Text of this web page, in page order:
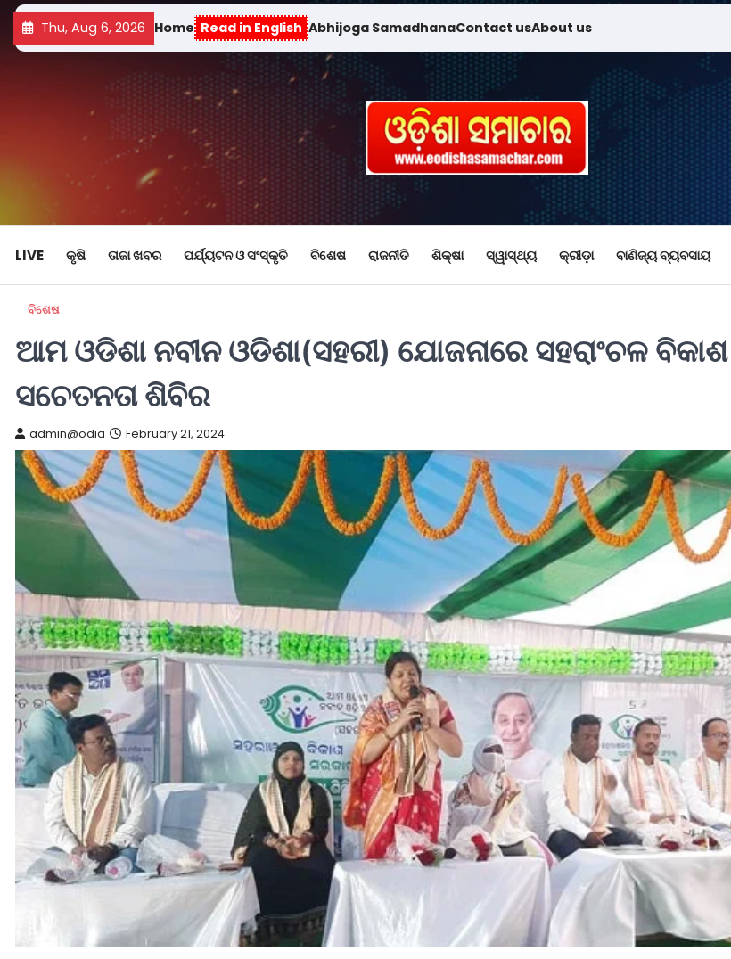
Thu, Aug 6, 2026 Home Read in English Abhijoga SamadhanaContact usAbout us
LIVE କୃଷି ତାଜା ଖବର ପର୍ଯ୍ୟଟନ ଓ ସଂସ୍କୃତି ବିଶେଷ ରାଜନୀତି ଶିକ୍ଷା ସ୍ୱାସ୍ଥ୍ୟ କ୍ରୀଡ଼ା ବାଣିଜ୍ୟ ବ୍ୟବସାୟ
ବିଶେଷ
ଆମ ଓଡିଶା ନବୀନ ଓଡିଶା(ସହରୀ) ଯୋଜନାରେ ସହରାଂଚଳ
ସଚେତନତା ଶିବିର
admin@odia February 21, 2024